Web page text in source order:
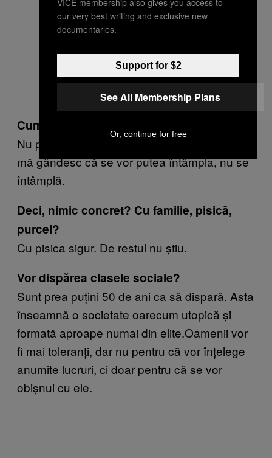
Cum te vezi peste 50 de ani?
Nu prea am habar. De obicei, lucrurile la care
mă gândesc că se vor putea întâmpla, nu se
întâmplă.
Deci, nimic concret? Cu familie, pisică,
purcel?
Cu pisica sigur. De restul nu știu.
Vor dispărea clasele sociale?
Sunt prea puțini 50 de ani ca să dispară. Asta
înseamnă o societate oarecum utopică și
formată aproape numai din elite.Oamenii vor
fi mai toleranți, dar nu pentru că vor înțelege
anumite lucruri, ci doar pentru că se vor
obișnui cu ele.
our very best writing and exclusive new
documentaries.
Support for $2
See All Membership Plans
Or, continue for free